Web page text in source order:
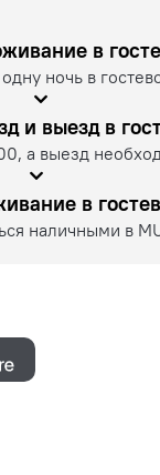
ночь в
В какое
а выезд
Как оплатить
наличными в